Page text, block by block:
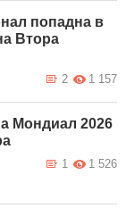
попадна в
Втора
1 157
2
Мондиал 2026
1 526
1